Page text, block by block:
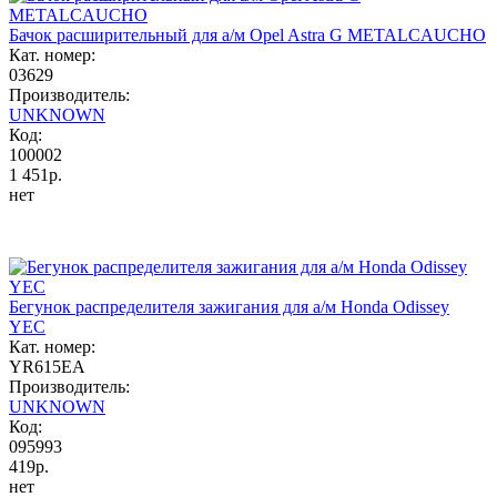
Бачок расширительный для а/м Opel Astra G METALCAUCHO
Кат. номер:
03629
Производитель:
UNKNOWN
Код:
100002
1 451р.
нет
Бегунок распределителя зажигания для а/м Honda Odissey
YEC
Кат. номер:
YR615EA
Производитель:
UNKNOWN
Код:
095993
419р.
нет